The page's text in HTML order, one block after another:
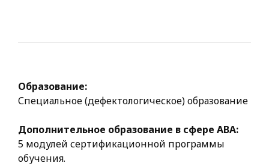
Образование:
Специальное (дефектологическое) образование
Дополнительное образование в сфере АВА:
5 модулей сертификационной программы
обучения.